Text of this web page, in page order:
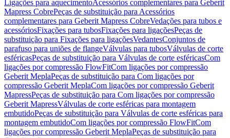
Ligações para aquecimentoAcessórios complementares para Geberit
Mapress CobrePeças de substituição para Acessórios
complementares para Geberit Mapress CobreVedações para tubos e
acessóriosFixações para tubosFixações para ligaçõesPeças de
substituição para Fixações para ligaçõesVedantesConjuntos de
parafuso para uniões de flangeVálvulas para tubosVálvulas de corte
esféricasPeças de substituição para Válvulas de corte esféricasCom
ligações por compressão FlowFitCom ligações por compressão
Geberit MeplaPeças de substituição para Com ligações por
compressão Geberit MeplaCom ligações por compressão Geberit
MapressPeças de substituição para Com ligações por compressão
Geberit MapressVálvulas de corte esféricas para montagem
embutidoPeças de substituição para Válvulas de corte esféricas para
montagem embutidoCom ligações por compressão FlowFitCom
ligações por compressão Geberit MeplaPeças de substituição para